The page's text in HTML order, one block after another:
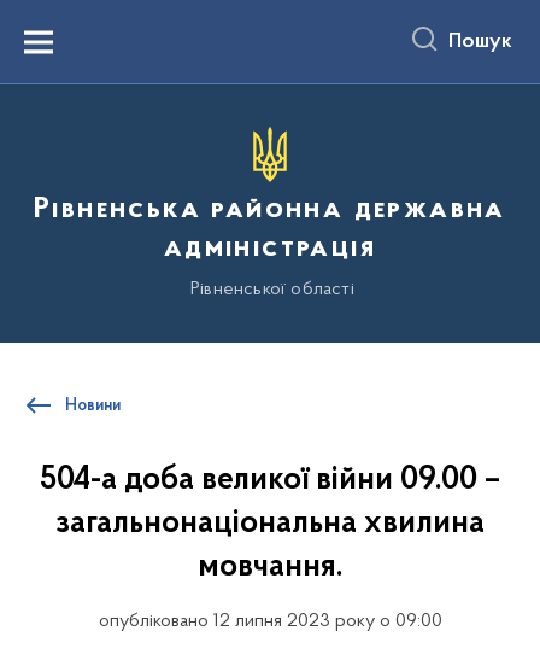
вмістуMenu Пошук
Рівненська районна державна
адміністрація
Рівненської області
Новини
504-а доба великої війни 09.00 –
загальнонаціональна хвилина
мовчання.
опубліковано 12 липня 2023 року о 09:00